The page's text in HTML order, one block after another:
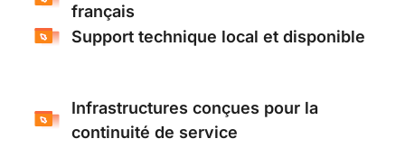
français
Support technique local et disponible
Infrastructures conçues pour la
continuité de service